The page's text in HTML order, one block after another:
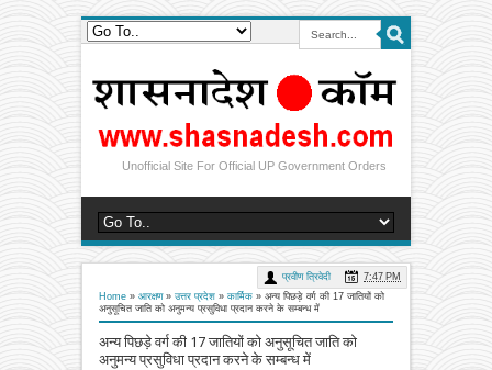
Unofficial Site For Official UP Government Orders
Home » आरक्षण» उत्तर प्रदेश » कार्मिक » अन्य पिछड़े वर्ग की 17 जातियों को
अनुसूचित जाति को अनुमन्य प्रसुविधा प्रदान करने के सम्बन्ध में
अन्य पिछड़े वर्ग की 17 जातियों को अनुसूचित जाति को
अनुमन्य प्रसुविधा प्रदान करने के सम्बन्ध में
प्रवीण त्रिवेदी 7:47 PM